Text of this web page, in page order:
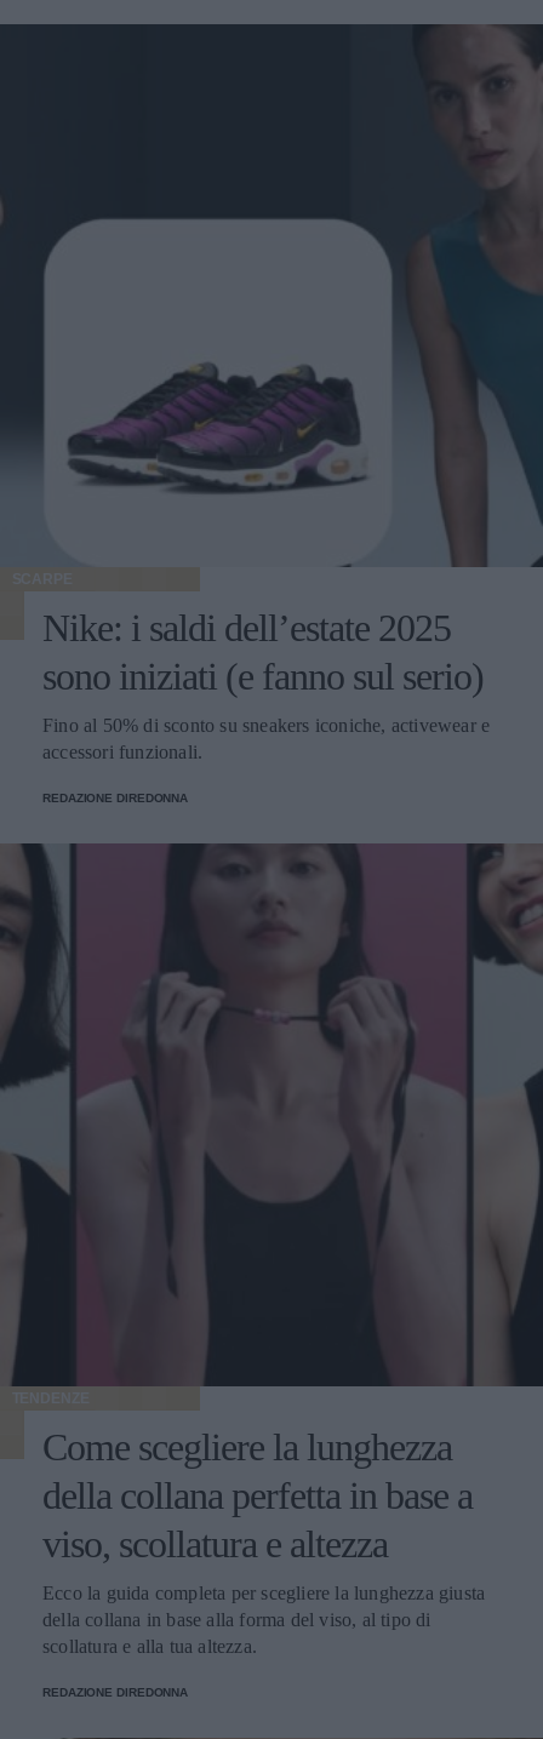
SCARPE
Nike: i saldi dell’estate 2025
sono iniziati (e fanno sul serio)
Fino al 50% di sconto su sneakers iconiche, activewear e
accessori funzionali.
REDAZIONE DIREDONNA
TENDENZE
Come scegliere la lunghezza
della collana perfetta in base a
viso, scollatura e altezza
Ecco la guida completa per scegliere la lunghezza giusta
della collana in base alla forma del viso, al tipo di
scollatura e alla tua altezza.
REDAZIONE DIREDONNA